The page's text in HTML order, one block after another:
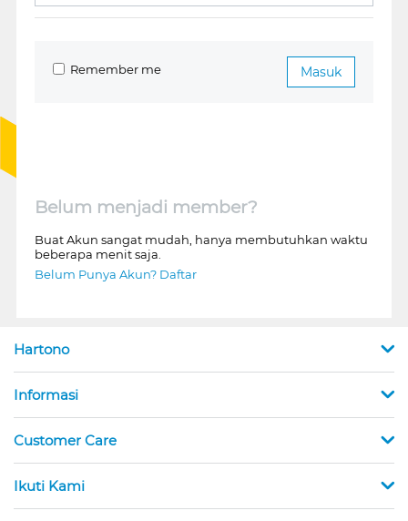
Masuk
Remember me
Belum menjadi member?
Buat Akun sangat mudah, hanya membutuhkan waktu
beberapa menit saja.
Belum Punya Akun? Daftar
Hartono
Informasi
Customer Care
Ikuti Kami